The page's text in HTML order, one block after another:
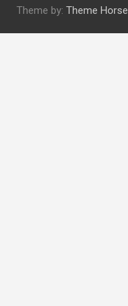
Theme by: Theme Horse